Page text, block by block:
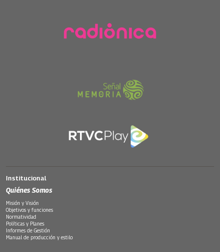
Institucional
Quiénes Somos
Misión y Visión
Objetivos y funciones
Normatividad
Políticas y Planes
Informes de Gestión
Manual de producción y estilo